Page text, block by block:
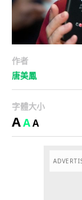
作者
唐美鳳
字體大小
AAA